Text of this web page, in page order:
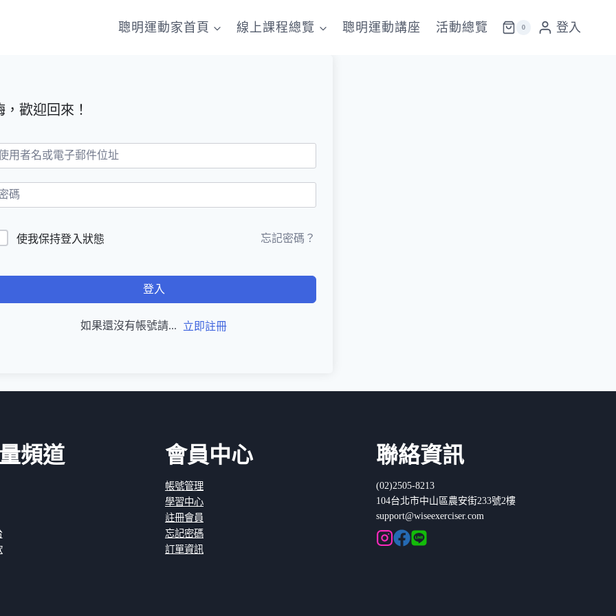
聰明運動家首頁 線上課程總覽 聰明運動講座 活動總覽 0 登入
，歡迎回來！
使我保持登入狀態 忘記密碼？
登入
如果還沒有帳號請... 立即註冊
頻道 會員中心
帳號管理
學習中心
註冊會員
忘記密碼
訂單資訊
聯絡資訊
(02)2505-8213
104台北市中山區農安街233號2樓
support@wiseexerciser.com